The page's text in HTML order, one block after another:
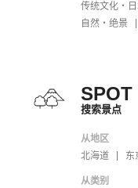
传统文化・
自然・绝景
SPOT
搜索景点
从地区
北海道
东
从类别